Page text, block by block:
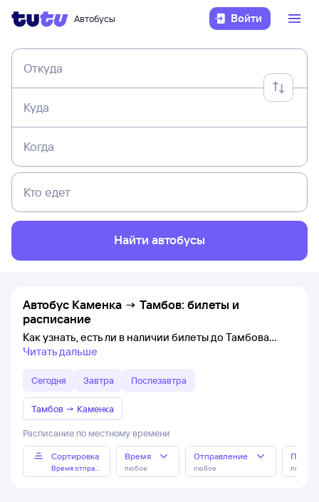
Автобусы Войти
Откуда
Куда
Когда
Кто едет
Найти автобусы
Автобус Каменка → Тамбов: билеты и
расписание
Как узнать, есть ли в наличии билеты до Тамбова
Читать дальше
Сегодня Завтра Послезавтра
Тамбов → Каменка
Расписание по местному времени
Сортировка
Время отправления
Время
любое
Отправление
любое любое